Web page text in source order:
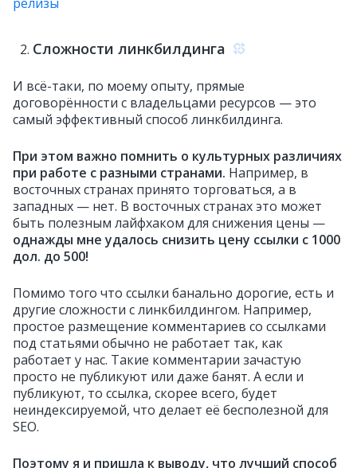
Сложности линкбилдинга
И всё-таки, по моему опыту, прямые
договорённости с владельцами ресурсов — это
самый эффективный способ линкбилдинга.
При этом важно помнить о культурных различиях
при работе с разными странами. Например, в
восточных странах принято торговаться, а в
западных — нет. В восточных странах это может
быть полезным лайфхаком для снижения цены —
однажды мне удалось снизить цену ссылки с 1000
дол. до 500!
Помимо того что ссылки банально дорогие, есть и
другие сложности с линкбилдингом. Например,
простое размещение комментариев со ссылками
под статьями обычно не работает так, как
работает у нас. Такие комментарии зачастую
просто не публикуют или даже банят. А если и
публикуют, то ссылка, скорее всего, будет
неиндексируемой, что делает её бесполезной для
SEO.
Поэтому я и пришла к выводу, что лучший способ